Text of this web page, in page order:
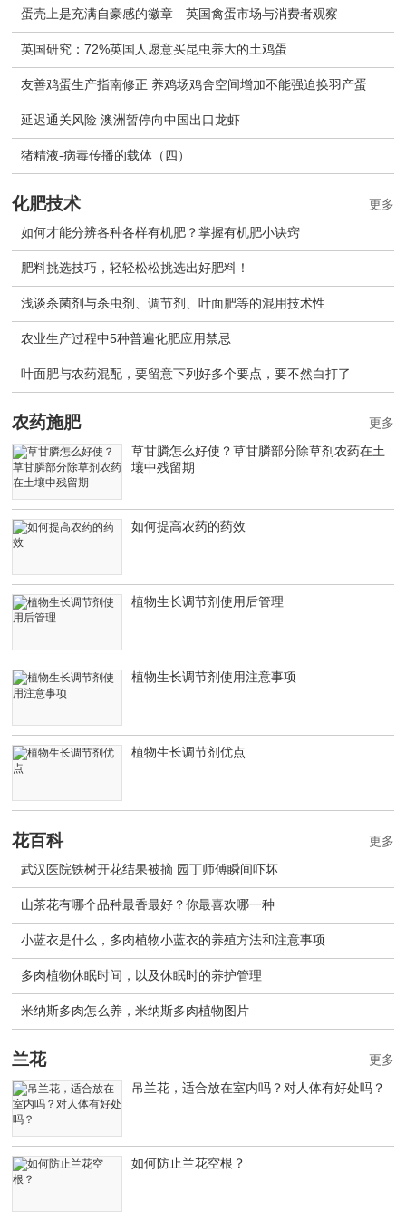
蛋壳上是充满自豪感的徽章 英国禽蛋市场与消费者观察
英国研究：72%英国人愿意买昆虫养大的土鸡蛋
友善鸡蛋生产指南修正 养鸡场鸡舍空间增加不能强迫换羽产蛋
延迟通关风险 澳洲暂停向中国出口龙虾
猪精液-病毒传播的载体（四）
化肥技术
如何才能分辨各种各样有机肥？掌握有机肥小诀窍
肥料挑选技巧，轻轻松松挑选出好肥料！
浅谈杀菌剂与杀虫剂、调节剂、叶面肥等的混用技术性
农业生产过程中5种普遍化肥应用禁忌
叶面肥与农药混配，要留意下列好多个要点，要不然白打了
更多
农药施肥
草甘膦怎么好使？草甘膦部分除草剂农药在土
壤中残留期
如何提高农药的药效
植物生长调节剂使用后管理
植物生长调节剂使用注意事项
植物生长调节剂优点
更多
花百科
武汉医院铁树开花结果被摘 园丁师傅瞬间吓坏
山茶花有哪个品种最香最好？你最喜欢哪一种
小蓝衣是什么，多肉植物小蓝衣的养殖方法和注意事项
多肉植物休眠时间，以及休眠时的养护管理
米纳斯多肉怎么养，米纳斯多肉植物图片
更多
兰花
吊兰花，适合放在室内吗？对人体有好处吗？
如何防止兰花空根？
更多